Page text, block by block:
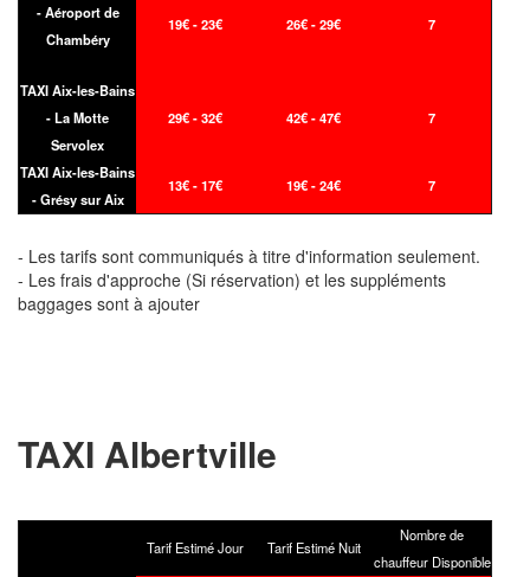
- Aéroport de
Chambéry
19€ - 23€ 26€ - 29€ 7
TAXI Aix-les-Bains
- La Motte
Servolex
29€ - 32€ 42€ - 47€ 7
TAXI Aix-les-Bains
- Grésy sur Aix
13€ - 17€ 19€ - 24€ 7
- Les tarifs sont communiqués à titre d'information seulement.
- Les frais d'approche (Si réservation) et les suppléments
baggages sont à ajouter
TAXI Albertville
Tarif Estimé Jour Tarif Estimé Nuit
Nombre de
chauffeur Disponible